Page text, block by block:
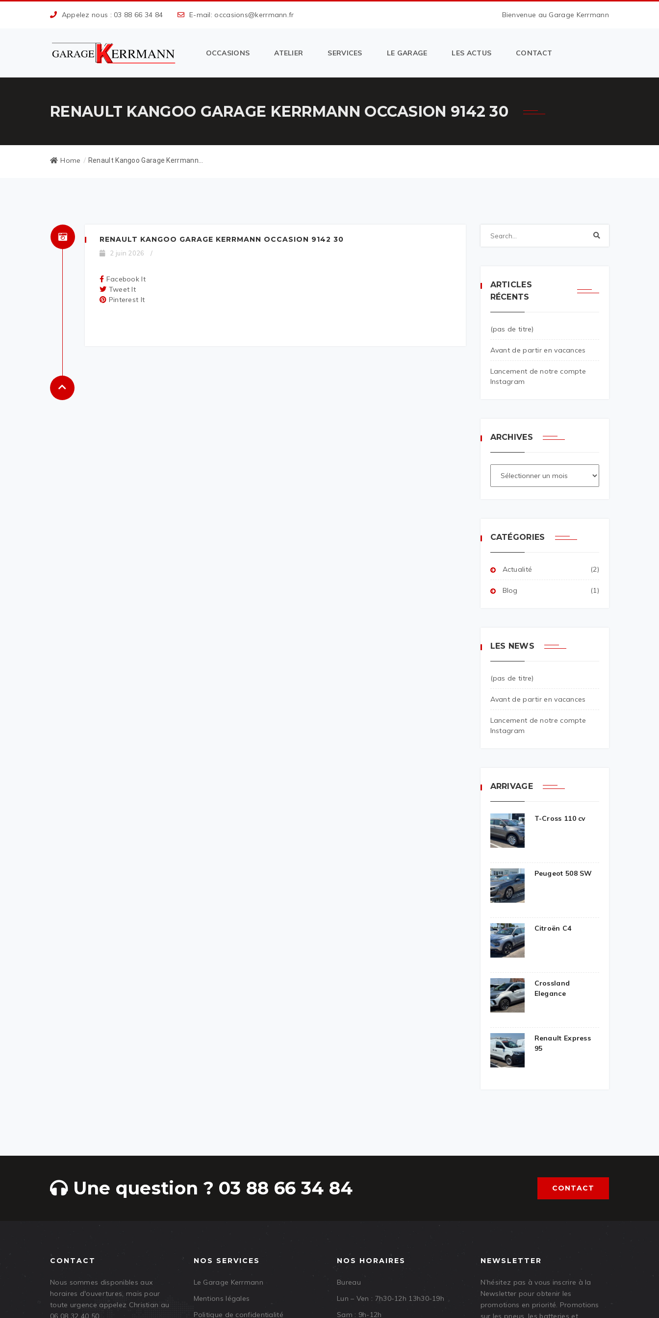
Appelez nous : 03 88 66 34 84 E-mail: occasions@kerrmann.fr Bienvenue au Garage Kerrmann
OCCASIONS ATELIER SERVICES LE GARAGE LES ACTUS CONTACT
RENAULT KANGOO GARAGE KERRMANN OCCASION 9142 30
Home / Renault Kangoo Garage Kerrmann...
RENAULT KANGOO GARAGE KERRMANN OCCASION 9142 30
2 juin 2026 /
Facebook It
Tweet It
Pinterest It
ARTICLES
RÉCENTS
(pas de titre)
Avant de partir en vacances
Lancement de notre compte
Instagram
ARCHIVES
CATÉGORIES
Actualité (2)
Blog (1)
LES NEWS
(pas de titre)
Avant de partir en vacances
Lancement de notre compte
Instagram
ARRIVAGE
T-Cross 110 cv
Peugeot 508 SW
Citroën C4
Crossland
Elegance
Renault Express
95
Une question ? 03 88 66 34 84 CONTACT
CONTACT
Nous sommes disponibles aux
horaires d'ouvertures, mais pour
toute urgence appelez Christian au
06 08 32 40 50
NOS SERVICES
Le Garage Kerrmann
Mentions légales
Politique de confidentialité
NOS HORAIRES
Bureau
Lun – Ven : 7h30-12h 13h30-19h
Sam : 9h-12h
NEWSLETTER
N’hésitez pas à vous inscrire à la
Newsletter pour obtenir les
promotions en priorité. Promotions
sur les pneus, les batteries et